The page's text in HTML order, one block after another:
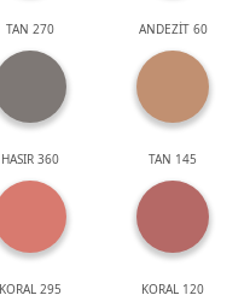
TAN 270 ANDEZİT 60
HASIR 360 TAN 145
KORAL 295 KORAL 120